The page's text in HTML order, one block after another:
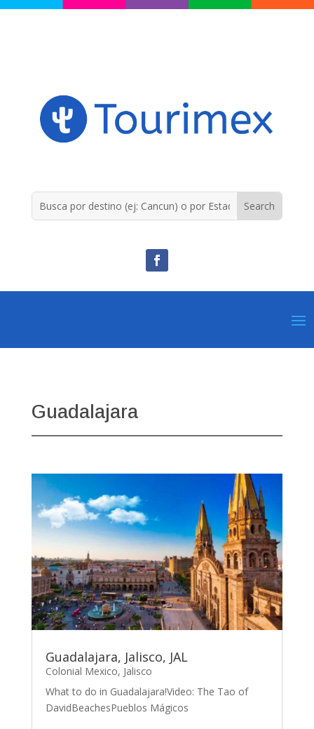
Guadalajara
Guadalajara, Jalisco, JAL
Colonial Mexico, Jalisco
What to do in Guadalajara!Video: The Tao of
DavidBeachesPueblos Mágicos